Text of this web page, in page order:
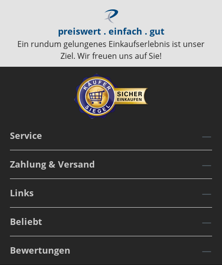
preiswert . einfach . gut
Ein rundum gelungenes Einkaufserlebnis ist unser
Ziel. Wir freuen uns auf Sie!
Service
Zahlung & Versand
Links
Beliebt
Bewertungen